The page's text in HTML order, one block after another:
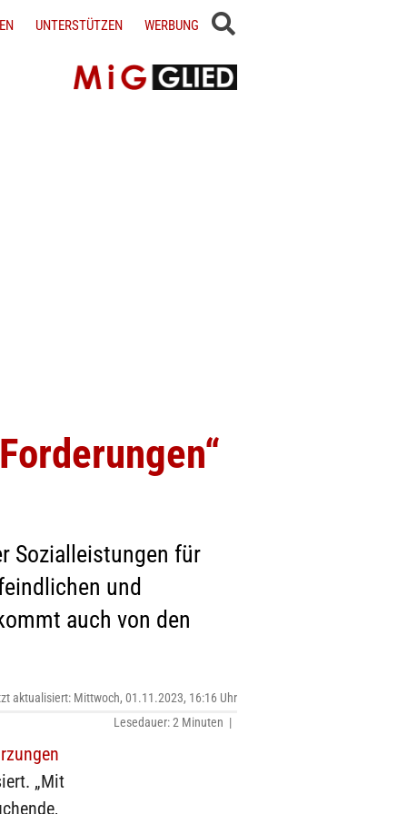
UNTERSTÜTZEN WERBUNG
Sozialleistungen für
und
auch von den
aktualisiert: Mittwoch, 01.11.2023, 16:16 Uhr
Lesedauer: 2 Minuten |
„Mit